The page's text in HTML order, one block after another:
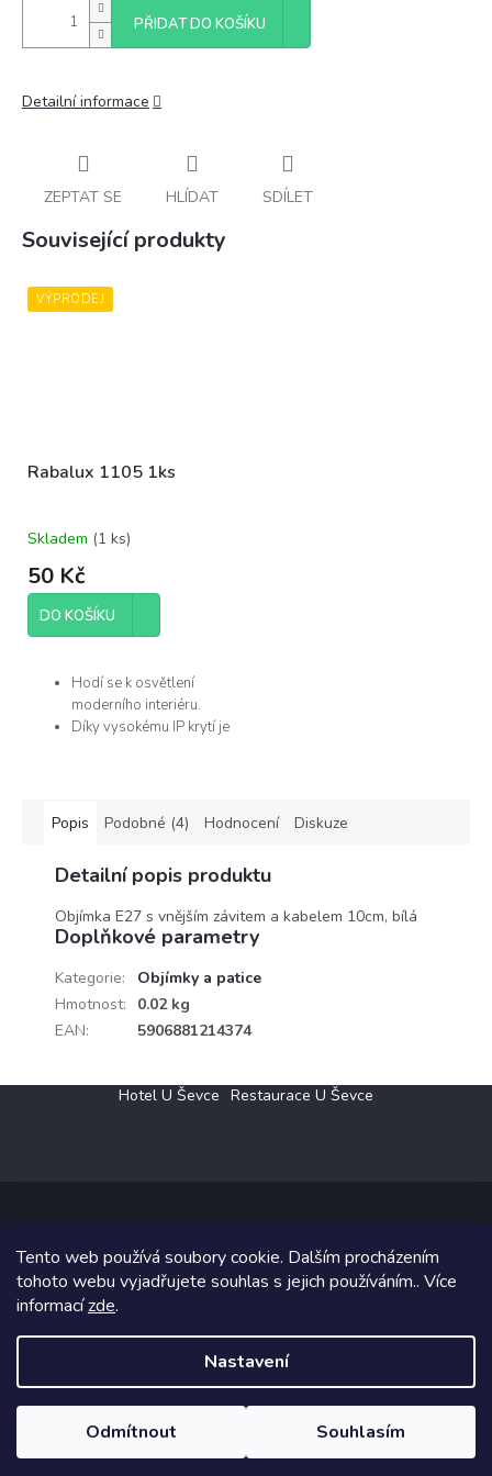
Tento web používá soubory cookie. Dalším procházením
tohoto webu vyjadřujete souhlas s jejich používáním.. Více
informacízde.
Nastavení
Odmítnout Souhlasím
PŘIDAT DO KOŠÍKU
Detailní informace
ZEPTAT SE HLÍDAT SDÍLET
Související produkty
VÝPRODEJ
Rabalux 1105 1ks
Skladem (1 ks)
50 Kč
DO KOŠÍKU
Hodí se k osvětlení
moderního interiéru.
Díky vysokému IP krytí je
balení.
Popis Podobné (4) Hodnocení Diskuze
Detailní popis produktu
Objímka E27 s vnějším závitem a kabelem 10cm, bílá
Doplňkové parametry
Kategorie:
Objímky a patice
Hmotnost:
0.02 kg
EAN: 5906881214374
Hotel U Ševce Restaurace U Ševce
Copyright 2026Elektro Klesný s.r.o.. Všechna práva vyhrazena.
Grafický návrh vytvořil a na Shoptet implementoval
Shoptetak.cz.
Vytvořil Shoptet